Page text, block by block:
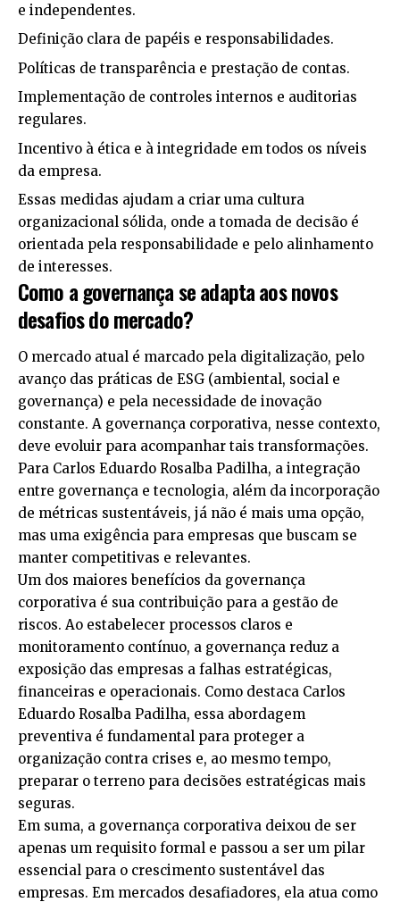
e independentes.
Definição clara de papéis e responsabilidades.
Políticas de transparência e prestação de contas.
Implementação de controles internos e auditorias
regulares.
Incentivo à ética e à integridade em todos os níveis
da empresa.
Essas medidas ajudam a criar uma cultura
organizacional sólida, onde a tomada de decisão é
orientada pela responsabilidade e pelo alinhamento
de interesses.
Como a governança se adapta aos novos
desafios do mercado?
O mercado atual é marcado pela digitalização, pelo
avanço das práticas de ESG (ambiental, social e
governança) e pela necessidade de inovação
constante. A governança corporativa, nesse contexto,
deve evoluir para acompanhar tais transformações.
Para Carlos Eduardo Rosalba Padilha, a integração
entre governança e tecnologia, além da incorporação
de métricas sustentáveis, já não é mais uma opção,
mas uma exigência para empresas que buscam se
manter competitivas e relevantes.
Um dos maiores benefícios da governança
corporativa é sua contribuição para a gestão de
riscos. Ao estabelecer processos claros e
monitoramento contínuo, a governança reduz a
exposição das empresas a falhas estratégicas,
financeiras e operacionais. Como destaca Carlos
Eduardo Rosalba Padilha, essa abordagem
preventiva é fundamental para proteger a
organização contra crises e, ao mesmo tempo,
preparar o terreno para decisões estratégicas mais
seguras.
Em suma, a governança corporativa deixou de ser
apenas um requisito formal e passou a ser um pilar
essencial para o crescimento sustentável das
empresas. Em mercados desafiadores, ela atua como